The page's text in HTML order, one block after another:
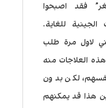
فقد اصبحوا
للغاية.
لاول مرة طلب
العلاجات منه
لكن بدون
هذا قد يمكنهم